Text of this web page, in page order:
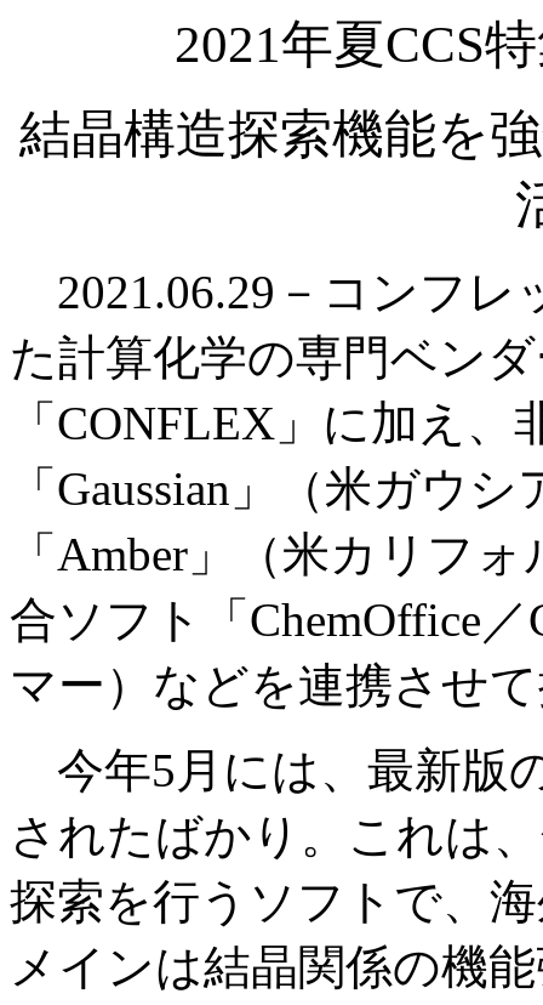
2021年夏CCS
結晶構造探索機能を
2021.06.29－コンフレ
た計算化学の専門ベン
「CONFLEX」に加え
「Gaussian」（米ガウ
「Amber」（米カリフ
合ソフト「ChemOffice
マー）などを連携させ
今年5月には、最新版
されたばかり。これは
探索を行うソフトで、
メインは結晶関係の機